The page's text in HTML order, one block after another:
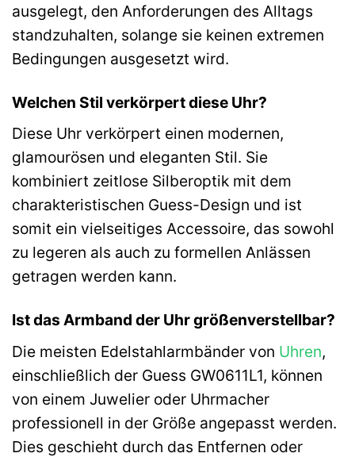
ausgelegt, den Anforderungen des Alltags
standzuhalten, solange sie keinen extremen
Bedingungen ausgesetzt wird.
Welchen Stil verkörpert diese Uhr?
Diese Uhr verkörpert einen modernen,
glamourösen und eleganten Stil. Sie
kombiniert zeitlose Silberoptik mit dem
charakteristischen Guess-Design und ist
somit ein vielseitiges Accessoire, das sowohl
zu legeren als auch zu formellen Anlässen
getragen werden kann.
Ist das Armband der Uhr größenverstellbar?
Die meisten Edelstahlarmbänder von Uhren,
einschließlich der Guess GW0611L1, können
von einem Juwelier oder Uhrmacher
professionell in der Größe angepasst werden.
Dies geschieht durch das Entfernen oder